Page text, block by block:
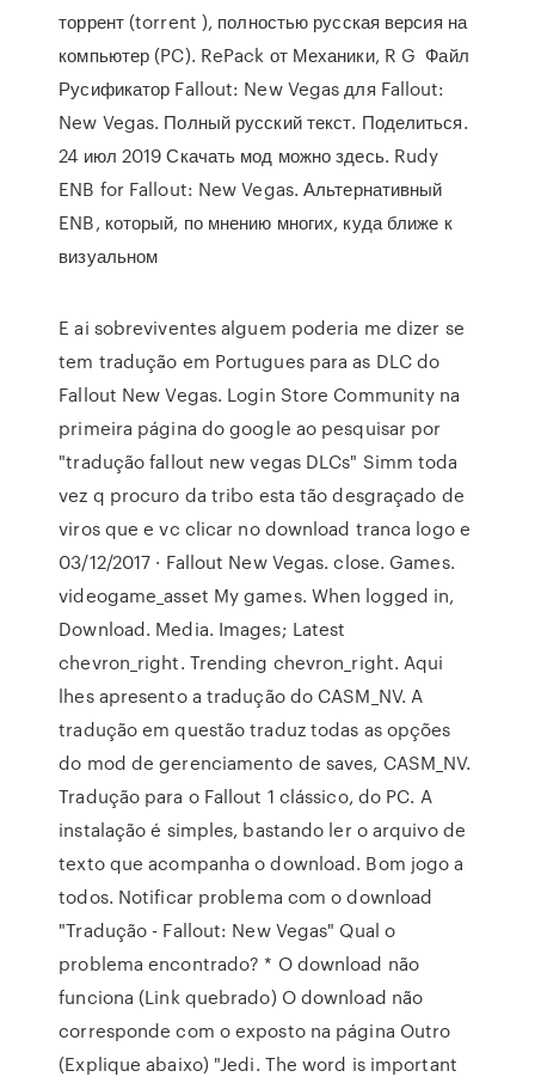
торрент (torrent ), полностью русская версия на
компьютер (PC). RePack от Механики, R G Файл
Русификатор Fallout: New Vegas для Fallout:
New Vegas. Полный русский текст. Поделиться.
24 июл 2019 Скачать мод можно здесь. Rudy
ENB for Fallout: New Vegas. Альтернативный
ENB, который, по мнению многих, куда ближе к
визуальном
E ai sobreviventes alguem poderia me dizer se
tem tradução em Portugues para as DLC do
Fallout New Vegas. Login Store Community na
primeira página do google ao pesquisar por
"tradução fallout new vegas DLCs" Simm toda
vez q procuro da tribo esta tão desgraçado de
viros que e vc clicar no download tranca logo e
03/12/2017 · Fallout New Vegas. close. Games.
videogame_asset My games. When logged in,
Download. Media. Images; Latest
chevron_right. Trending chevron_right. Aqui
lhes apresento a tradução do CASM_NV . A
tradução em questão traduz todas as opções
do mod de gerenciamento de saves, CASM_NV.
Tradução para o Fallout 1 clássico, do PC. A
instalação é simples, bastando ler o arquivo de
texto que acompanha o download. Bom jogo a
todos. Notificar problema com o download
"Tradução - Fallout: New Vegas" Qual o
problema encontrado? * O download não
funciona (Link quebrado) O download não
corresponde com o exposto na página Outro
(Explique abaixo) "Jedi. The word is important